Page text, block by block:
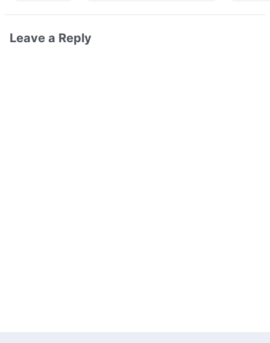
Leave a Reply